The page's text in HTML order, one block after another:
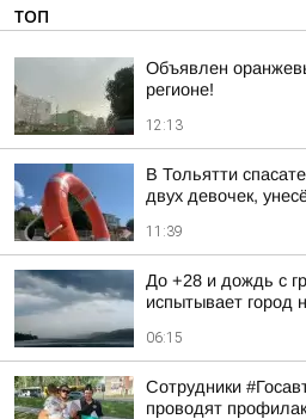
ТОП
Объявлен
регионе!
12:13
В Тольятти
двух девочек,
11:39
До +28 и дождь с
испытывает город
06:15
Сотрудники
проводят